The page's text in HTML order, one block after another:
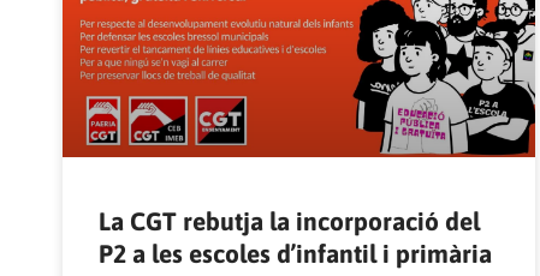
La CGT rebutja la incorporació del
P2 a les escoles d’infantil i primària